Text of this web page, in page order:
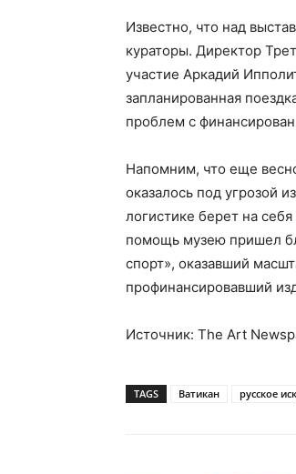
Известно, что над
кураторы. Директор
участие Аркадий
запланированная
проблем с
Напомним, что еще
оказалось под угрозой
логистике берет на
помощь музею пришел
спорт», оказавший
профинансировавший
Источник: The Art
TAGS Ватикан русское